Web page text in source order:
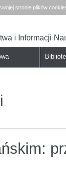
stronie plików
i Informacji